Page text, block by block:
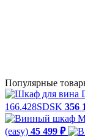
Популярные
166.428SDSK 356
(easy) 45 499 ₽